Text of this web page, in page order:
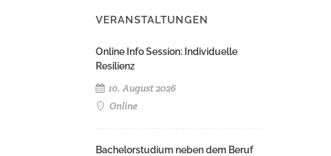
VERANSTALTUNGEN
Online Info Session: Individuelle
Resilienz
10. August 2026
Online
Bachelorstudium neben dem Beruf